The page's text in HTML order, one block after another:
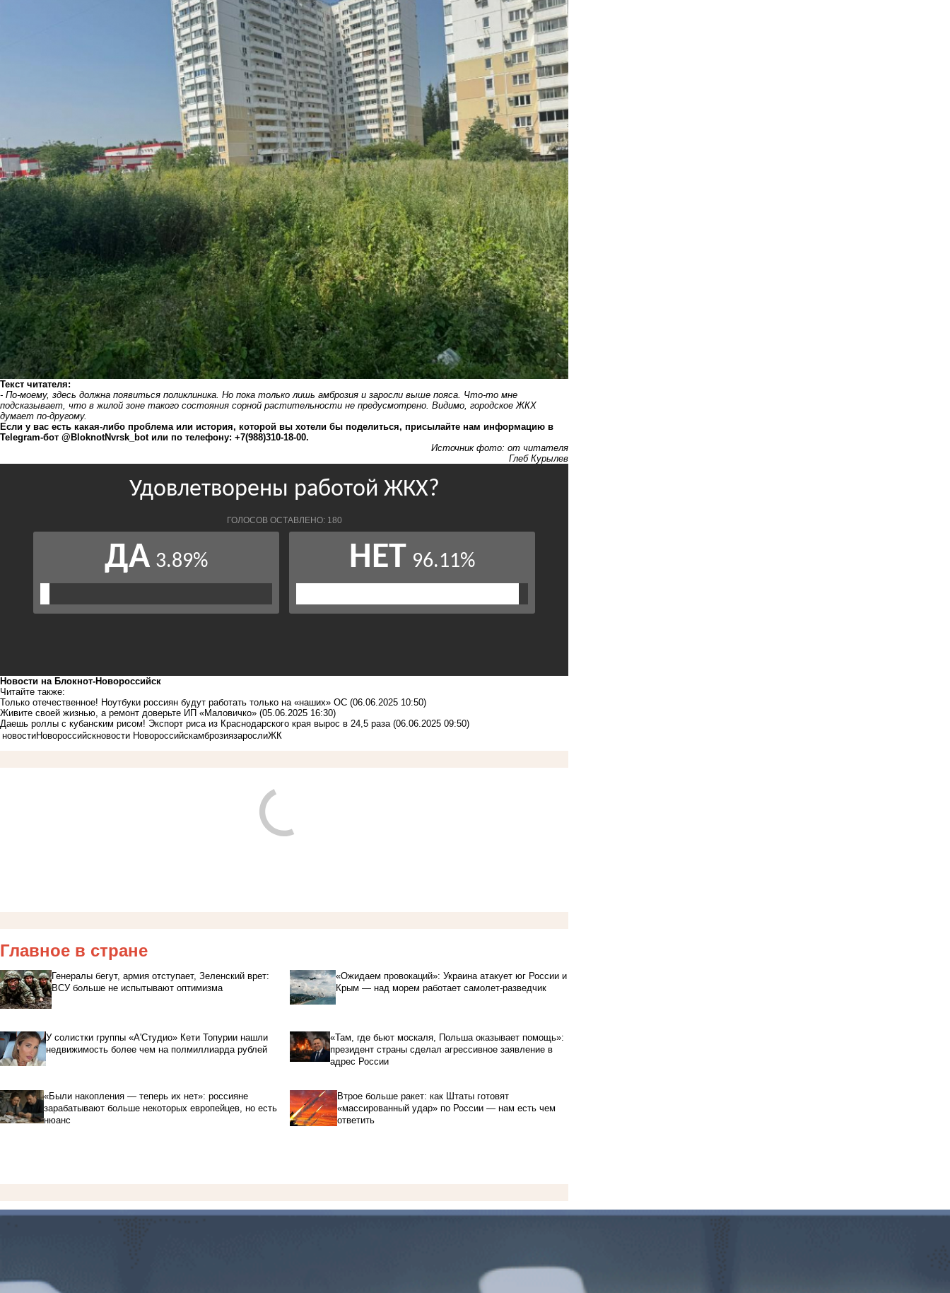
Текст читателя:
- По-моему, здесь должна появиться поликлиника. Но пока только лишь амброзия и заросли выше пояса. Что-то мне
подсказывает, что в жилой зоне такого состояния сорной растительности не предусмотрено. Видимо, городское ЖКХ
думает по-другому.
Если у вас есть какая-либо проблема или история, которой вы хотели бы поделиться, присылайте нам информацию в
Telegram-бот @BloknotNvrsk_bot или по телефону: +7(988)310-18-00.
Источник фото: от читателя
Глеб Курылев
Новости на Блoкнoт-Новороссийск
Читайте также:
Только отечественное! Ноутбуки россиян будут работать только на «наших» ОС (06.06.2025 10:50)
Живите своей жизнью, а ремонт доверьте ИП «Маловичко» (05.06.2025 16:30)
Даешь роллы с кубанским рисом! Экспорт риса из Краснодарского края вырос в 24,5 раза (06.06.2025 09:50)
новостиНовороссийскновости НовороссийскамброзиязарослиЖК
Главное в стране
Генералы бегут, армия отступает, Зеленский врет:
ВСУ больше не испытывают оптимизма
«Ожидаем провокаций»: Украина атакует юг России и
Крым — над морем работает самолет-разведчик
У солистки группы «А'Студио» Кети Топурии нашли
недвижимость более чем на полмиллиарда рублей
«Там, где бьют москаля, Польша оказывает помощь»:
президент страны сделал агрессивное заявление в
адрес России
«Были накопления — теперь их нет»: россияне
зарабатывают больше некоторых европейцев, но есть
нюанс
Втрое больше ракет: как Штаты готовят
«массированный удар» по России — нам есть чем
ответить